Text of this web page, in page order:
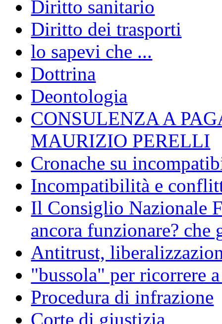
Diritto sanitario
Diritto dei trasporti
lo sapevi che ...
Dottrina
Deontologia
CONSULENZA A
MAURIZIO PERELLI
Cronache su
Incompatibilità e
Il Consiglio Nazionale
ancora funzionare? che
Antitrust,
"bussola" per ricorrere
Procedura di infrazione
Corte di giustizia